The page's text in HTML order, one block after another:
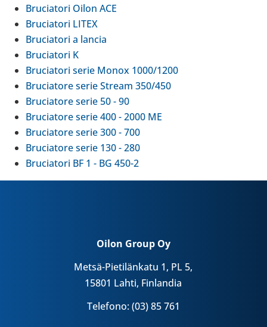
Bru­cia­tori Oilon ACE
Bru­cia­tori LITEX
Bru­cia­tori a lancia
Bru­cia­tori K
Bru­cia­tori serie Monox 1000/1200
Bru­cia­tore serie Stream 350/450
Bru­cia­tore serie 50 - 90
Bru­cia­tore serie 400 - 2000 ME
Bru­cia­tore serie 300 - 700
Bru­cia­tore serie 130 - 280
Bru­cia­tori BF 1 - BG 450-2
Oilon Group Oy
Metsä-Pietilänkatu 1, PL 5,
15801 Lahti, Finlandia
Telefono: (03) 85 761